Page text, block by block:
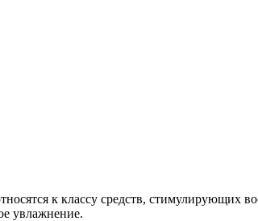
к классу средств,
увлажнение.